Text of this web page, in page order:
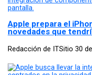
Apple prepara el
novedades que
Redacción de ITSitio 30